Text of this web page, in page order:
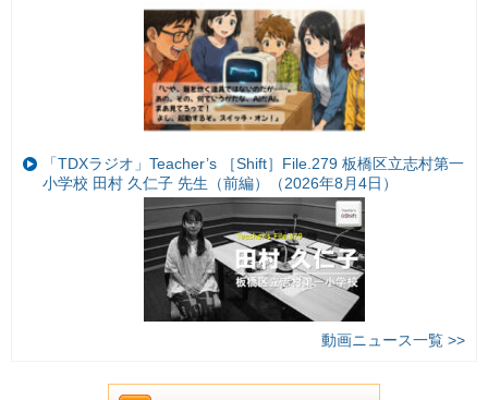
「TDXラジオ」Teacher’s ［Shift］File.279 板橋区立志村第一
小学校 田村 久仁子 先生（前編）（2026年8月4日）
動画ニュース一覧 >>